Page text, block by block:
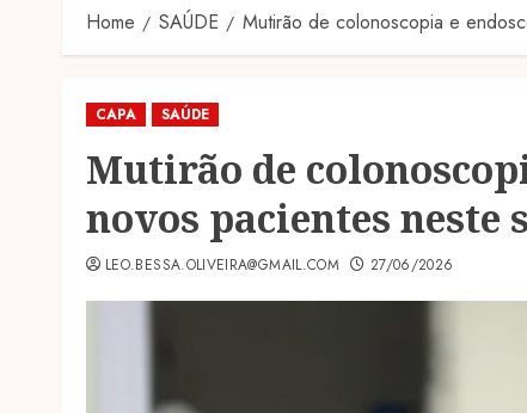
Home SAÚDE Mutirão de colonoscopia e
CAPA SAÚDE
Mutirão de
novos pacientes neste
LEO.BESSA.OLIVEIRA@GMAIL.COM 27/06/2026